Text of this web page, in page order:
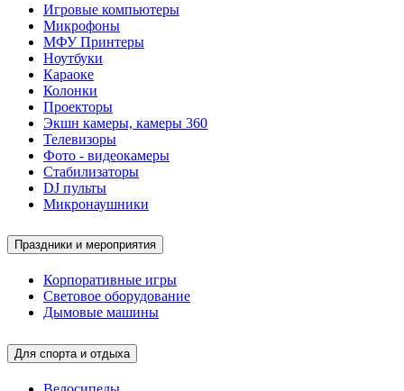
Игровые компьютеры
Микрофоны
МФУ Принтеры
Ноутбуки
Караоке
Колонки
Проекторы
Экшн камеры, камеры 360
Телевизоры
Фото - видеокамеры
Стабилизаторы
DJ пульты
Микронаушники
Праздники и мероприятия
Корпоративные игры
Световое оборудование
Дымовые машины
Для спорта и отдыха